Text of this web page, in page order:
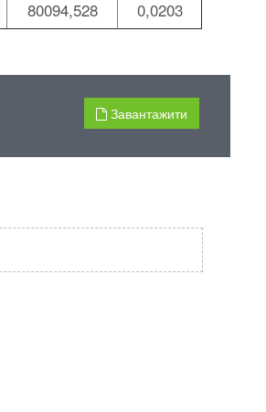
80094,528 0,0203
Завантажити